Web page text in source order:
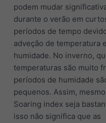
podem mudar
durante o verão em
períodos de tempo
adveção de temperatura
humidade. No inverno,
temperaturas são muito
períodos de humidade
pequenos. Assim,
Soaring index seja
isso não significa que as